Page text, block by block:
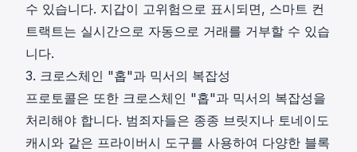
수 있습니다. 지갑이 고위험으로 표시되면, 스마트 컨
트랙트는 실시간으로 자동으로 거래를 거부할 수 있습
니다.
3. 크로스체인 "홉"과 믹서의 복잡성
프로토콜은 또한 크로스체인 "홉"과 믹서의 복잡성을
처리해야 합니다. 범죄자들은 종종 브릿지나 토네이도
캐시와 같은 프라이버시 도구를 사용하여 다양한 블록